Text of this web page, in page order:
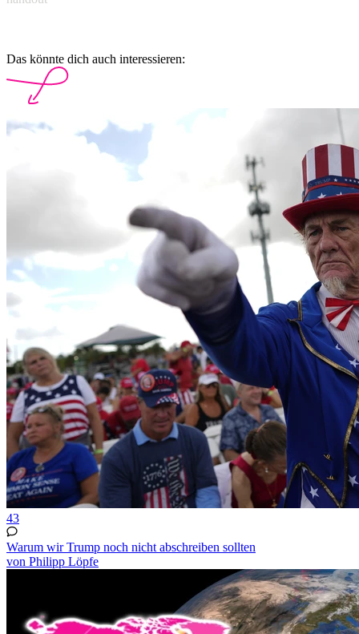
Das könnte dich auch interessieren:
43
Warum wir Trump noch nicht abschreiben sollten
von Philipp Löpfe